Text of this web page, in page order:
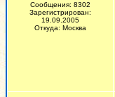
Сообщения: 8302
Зарегистрирован:
19.09.2005
Откуда: Москва